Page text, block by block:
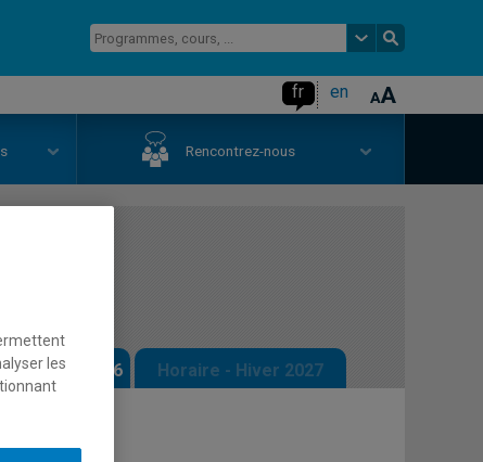
fr en
Rencontrez-nous
Automne 2026 Horaire - Hiver 2027
les